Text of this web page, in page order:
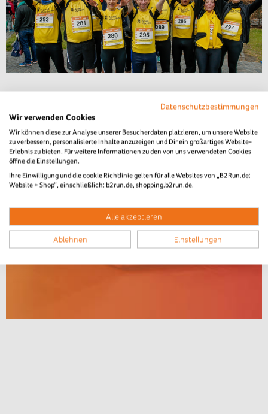
Datenschutzbestimmungen
Wir verwenden Cookies
Wir können diese zur Analyse unserer Besucherdaten platzieren, um unsere Website
zu verbessern, personalisierte Inhalte anzuzeigen und Dir ein großartiges Website-
Erlebnis zu bieten. Für weitere Informationen zu den von uns verwendeten Cookies
öffne die Einstellungen.
Ihre Einwilligung und die cookie Richtlinie gelten für alle Websites von „B2Run.de:
Website + Shop“, einschließlich: b2run.de, shopping.b2run.de.
Alle akzeptieren
Ablehnen Einstellungen